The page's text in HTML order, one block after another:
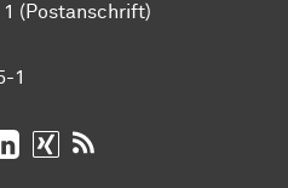
(Postanschrift)
1
Facebook
auf TikTokauf BlueSky
Dortmund auf YouTube
TU Dortmund auf LinkedIn
TU Dortmund auf XING